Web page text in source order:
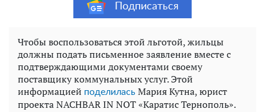
Подписаться
Чтобы воспользоваться этой льготой, жильцы
должны подать письменное заявление вместе с
подтверждающими документами своему
поставщику коммунальных услуг. Этой
информацией поделилась Мария Кутна, юрист
проекта NACHBAR IN NOT «Каратис Тернополь».